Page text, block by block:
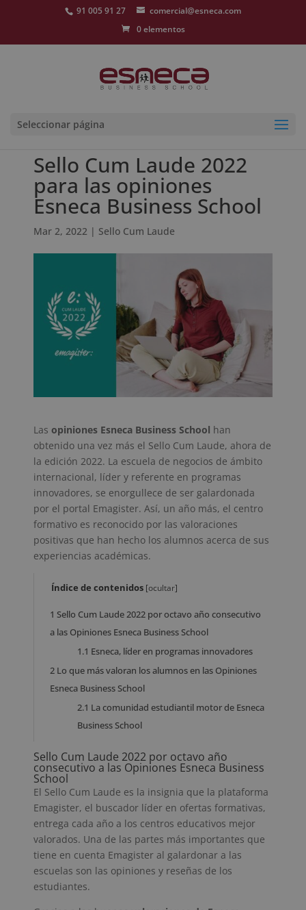
91 005 91 27
comercial@esneca.com
0 elementos
Seleccionar página
Sello Cum Laude 2022
para las opiniones
Esneca Business School
Mar 2, 2022| Sello Cum Laude
Las opiniones Esneca Business School han
obtenido una vez más el Sello Cum Laude, ahora de
la edición 2022. La escuela de negocios de ámbito
internacional, líder y referente en programas
innovadores, se enorgullece de ser galardonada
por el portal Emagister. Así, un año más, el centro
formativo es reconocido por las valoraciones
positivas que han hecho los alumnos acerca de sus
experiencias académicas.
Índice de contenidos [ocultar]
1 Sello Cum Laude 2022 por octavo año consecutivo
a las Opiniones Esneca Business School
1.1 Esneca, líder en programas innovadores
2Lo que más valoran los alumnos en las Opiniones
Esneca Business School
2.1 La comunidad estudiantil motor de Esneca
Business School
Sello Cum Laude 2022 por octavo año
consecutivo a las Opiniones Esneca Business
School
El Sello Cum Laude es la insignia que la plataforma
Emagister, el buscador líder en ofertas formativas,
entrega cada año a los centros educativos mejor
valorados. Una de las partes más importantes que
tiene en cuenta Emagister al galardonar a las
escuelas son las opiniones y reseñas de los
estudiantes.